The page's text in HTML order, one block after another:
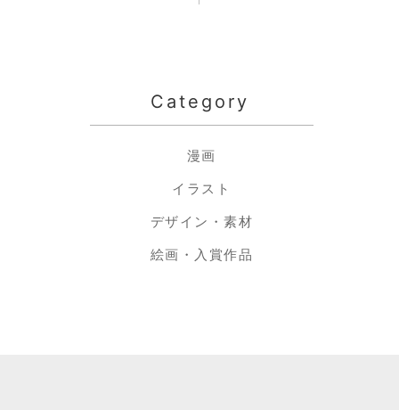
Category
漫画
イラスト
デザイン・素材
絵画・入賞作品